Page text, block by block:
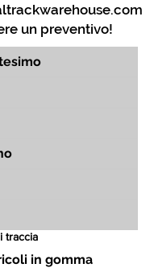
un preventivo!
traccia
in gomma